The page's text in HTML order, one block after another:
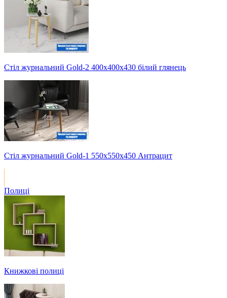
Стіл журнальний Gold-2 400х400х430 білий глянець
Стіл журнальний Gold-1 550х550х450 Антрацит
Полиці
Книжкові полиці